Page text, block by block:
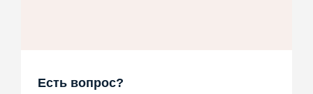
Есть вопрос?